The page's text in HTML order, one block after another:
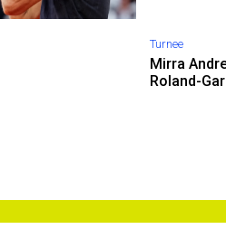
Turnee
Mirra
Roland-